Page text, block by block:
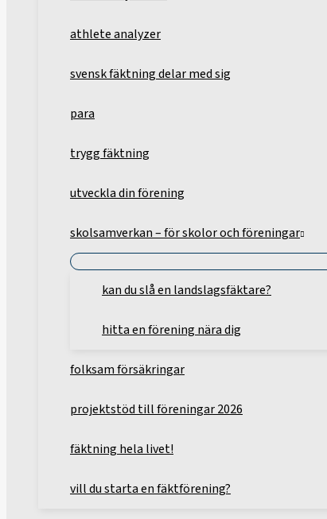
athlete analyzer
svensk fäktning delar med sig
para
trygg fäktning
utveckla din förening
skolsamverkan – för skolor och föreningar
kan du slå en landslagsfäktare?
hitta en förening nära dig
folksam försäkringar
projektstöd till föreningar 2026
fäktning hela livet!
vill du starta en fäktförening?